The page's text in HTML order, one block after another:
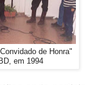
de Honra"
em 1994